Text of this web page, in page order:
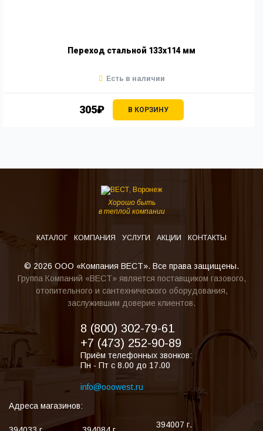
Переход стальной 133х114 мм
305₽ В КОРЗИНУ
Есть в наличии
Хорошо быть
в теплой компании
КАТАЛОГ КОМПАНИЯ УСЛУГИ АКЦИИ КОНТАКТЫ
© 2026 ООО «Компания ВЕСТ». Все права защищены.
Группа Компаний «ВЕСТ» является поставщиком газового,
отопительного и сантехнического оборудования,
заслужившим доверие клиентов.
8 (800) 302-79-61
+7 (473) 252-90-89
Приём телефонных звонков:
Пн - Пт с 8.00 до 17.00
info@ooowest.ru
Адреса магазинов:
394007 г.